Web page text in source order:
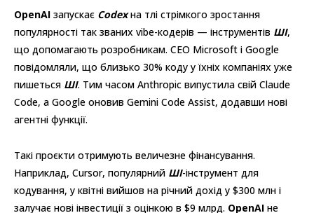
OpenAI запускає Codexна тлі стрімкого зростання
популярності так званих vibe-кодерів — інструментів ШІ,
що допомагають розробникам. СЕО Microsoft і Google
повідомляли, що близько 30% коду у їхніх компаніях уже
пишеться ШІ. Тим часом Anthropic випустила свій Claude
Code, а Google оновив Gemini Code Assist, додавши нові
агентні функції.
Такі проєкти отримують величезне фінансування.
Наприклад, Cursor, популярний ШІ-інструмент для
кодування, у квітні вийшов на річний дохід у $300 млн і
залучає нові інвестиції з оцінкою в $9 млрд. OpenAI не